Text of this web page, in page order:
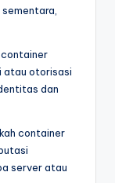
container
atau otorisasi
dan
container
server atau